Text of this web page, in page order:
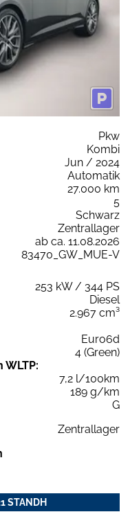
Pkw
Kombi
Jun / 2024
Automatik
27.000 km
5
Schwarz
Zentrallager
ab ca. 11.08.2026
83470_GW_MUE-V
253 kW / 344 PS
Diesel
2.967 cm³
Euro6d
4 (Green)
7,2 l/100km
189 g/km
G
Zentrallager
STANDH